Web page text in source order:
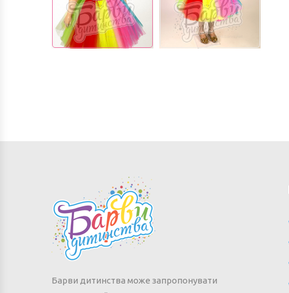
Барви дитинства може запропонувати